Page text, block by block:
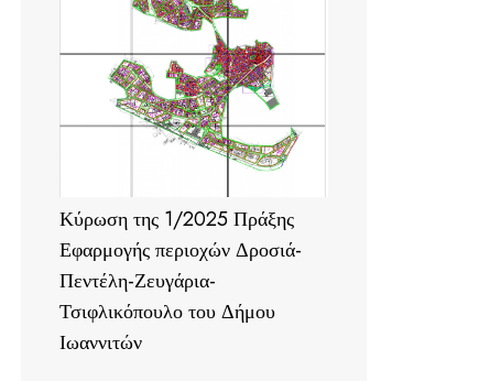
Κύρωση της 1/2025 Πράξης
Εφαρμογής περιοχών Δροσιά-
Πεντέλη-Ζευγάρια-
Τσιφλικόπουλο του Δήμου
Ιωαννιτών